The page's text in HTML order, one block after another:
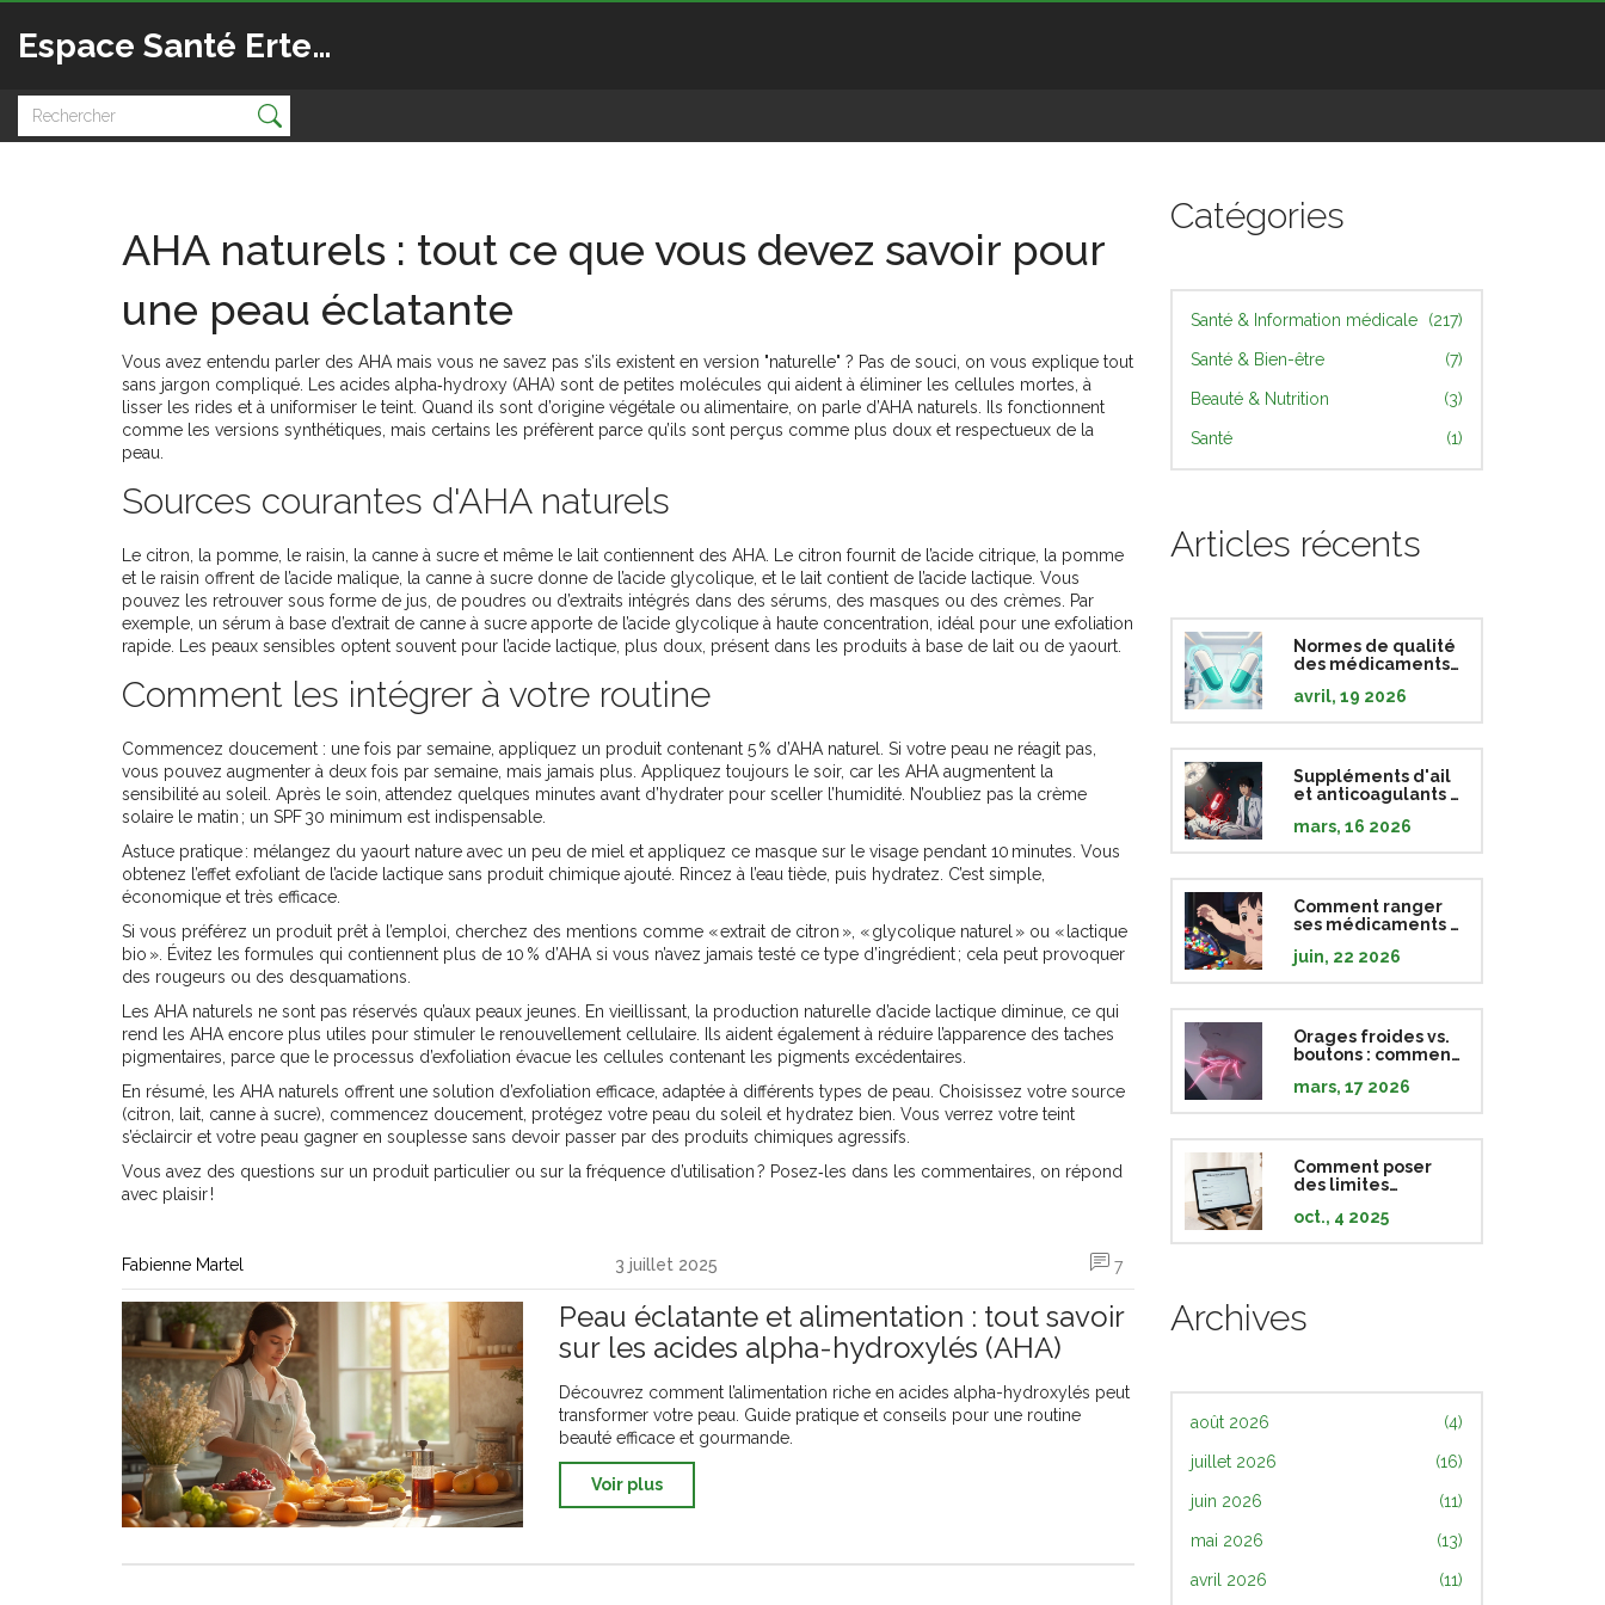
Espace Santé Ertedis
AHA naturels : tout ce que vous devez savoir pour
une peau éclatante
Vous avez entendu parler des AHA mais vous ne savez pas s’ils existent en version "naturelle" ? Pas de souci, on vous explique tout
sans jargon compliqué. Les acides alpha‑hydroxy (AHA) sont de petites molécules qui aident à éliminer les cellules mortes, à
lisser les rides et à uniformiser le teint. Quand ils sont d’origine végétale ou alimentaire, on parle d’AHA naturels. Ils fonctionnent
comme les versions synthétiques, mais certains les préfèrent parce qu’ils sont perçus comme plus doux et respectueux de la
peau.
Sources courantes d'AHA naturels
Le citron, la pomme, le raisin, la canne à sucre et même le lait contiennent des AHA. Le citron fournit de l’acide citrique, la pomme
et le raisin offrent de l’acide malique, la canne à sucre donne de l’acide glycolique, et le lait contient de l’acide lactique. Vous
pouvez les retrouver sous forme de jus, de poudres ou d’extraits intégrés dans des sérums, des masques ou des crèmes. Par
exemple, un sérum à base d’extrait de canne à sucre apporte de l’acide glycolique à haute concentration, idéal pour une exfoliation
rapide. Les peaux sensibles optent souvent pour l’acide lactique, plus doux, présent dans les produits à base de lait ou de yaourt.
Comment les intégrer à votre routine
Commencez doucement : une fois par semaine, appliquez un produit contenant 5 % d’AHA naturel. Si votre peau ne réagit pas,
vous pouvez augmenter à deux fois par semaine, mais jamais plus. Appliquez toujours le soir, car les AHA augmentent la
sensibilité au soleil. Après le soin, attendez quelques minutes avant d’hydrater pour sceller l’humidité. N’oubliez pas la crème
solaire le matin ; un SPF 30 minimum est indispensable.
Astuce pratique : mélangez du yaourt nature avec un peu de miel et appliquez ce masque sur le visage pendant 10 minutes. Vous
obtenez l’effet exfoliant de l’acide lactique sans produit chimique ajouté. Rincez à l’eau tiède, puis hydratez. C’est simple,
économique et très efficace.
Si vous préférez un produit prêt à l’emploi, cherchez des mentions comme « extrait de citron », « glycolique naturel » ou « lactique
bio ». Évitez les formules qui contiennent plus de 10 % d’AHA si vous n’avez jamais testé ce type d’ingrédient ; cela peut provoquer
des rougeurs ou des desquamations.
Les AHA naturels ne sont pas réservés qu’aux peaux jeunes. En vieillissant, la production naturelle d’acide lactique diminue, ce qui
rend les AHA encore plus utiles pour stimuler le renouvellement cellulaire. Ils aident également à réduire l’apparence des taches
pigmentaires, parce que le processus d’exfoliation évacue les cellules contenant les pigments excédentaires.
En résumé, les AHA naturels offrent une solution d’exfoliation efficace, adaptée à différents types de peau. Choisissez votre source
(citron, lait, canne à sucre), commencez doucement, protégez votre peau du soleil et hydratez bien. Vous verrez votre teint
s’éclaircir et votre peau gagner en souplesse sans devoir passer par des produits chimiques agressifs.
Vous avez des questions sur un produit particulier ou sur la fréquence d’utilisation ? Posez‑les dans les commentaires, on répond
avec plaisir !
Fabienne Martel 3 juillet 2025 7
Peau éclatante et alimentation : tout savoir
sur les acides alpha-hydroxylés (AHA)
Découvrez comment l’alimentation riche en acides alpha-hydroxylés peut
transformer votre peau. Guide pratique et conseils pour une routine
beauté efficace et gourmande.
Voir plus
Catégories
Santé & Information médicale (217)
Santé & Bien-être (7)
Beauté & Nutrition (3)
Santé (1)
Articles récents
Normes de qualité
des médicaments
exigences et tests
de la FDA
avril, 19 2026
Suppléments d'ail
et anticoagulants :
saignements
mars, 16 2026
Comment ranger
ses médicaments :
pour protéger
enfants et animaux
juin, 22 2026
Orages froides vs.
boutons : comment
les traiter
mars, 17 2026
Comment poser
des limites
un trouble panique
oct., 4 2025
Archives
août 2026 (4)
juillet 2026 (16)
juin 2026 (11)
mai 2026 (13)
avril 2026 (11)